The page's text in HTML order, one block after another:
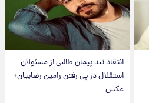
انتقاد تند پیمان طالبی از مسئولان
استقلال در پی رفتن رامین رضاییان+
عکس